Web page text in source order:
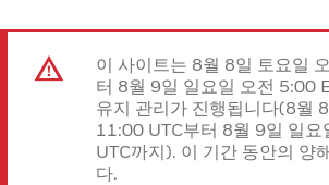
이 사이트는 8월 8일 토요일
터 8월 9일 일요일 오전 5:00
유지 관리가 진행됩니다(8월
11:00 UTC부터 8월 9일 일요
UTC까지). 이 기간 동안의 양
다.